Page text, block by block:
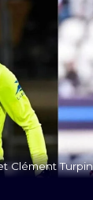
Clément